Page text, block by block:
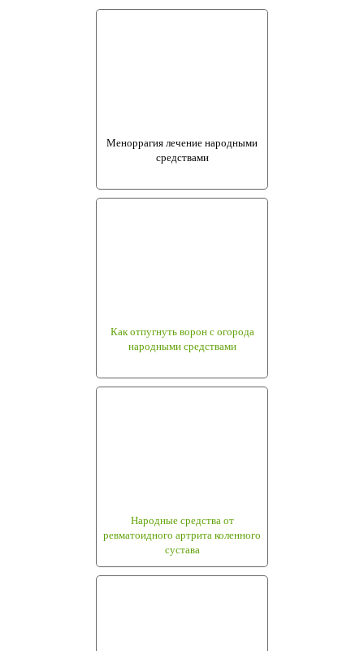
Меноррагия лечение народными
средствами
Как отпугнуть ворон с огорода
народными средствами
Народные средства от
ревматоидного артрита коленного
сустава